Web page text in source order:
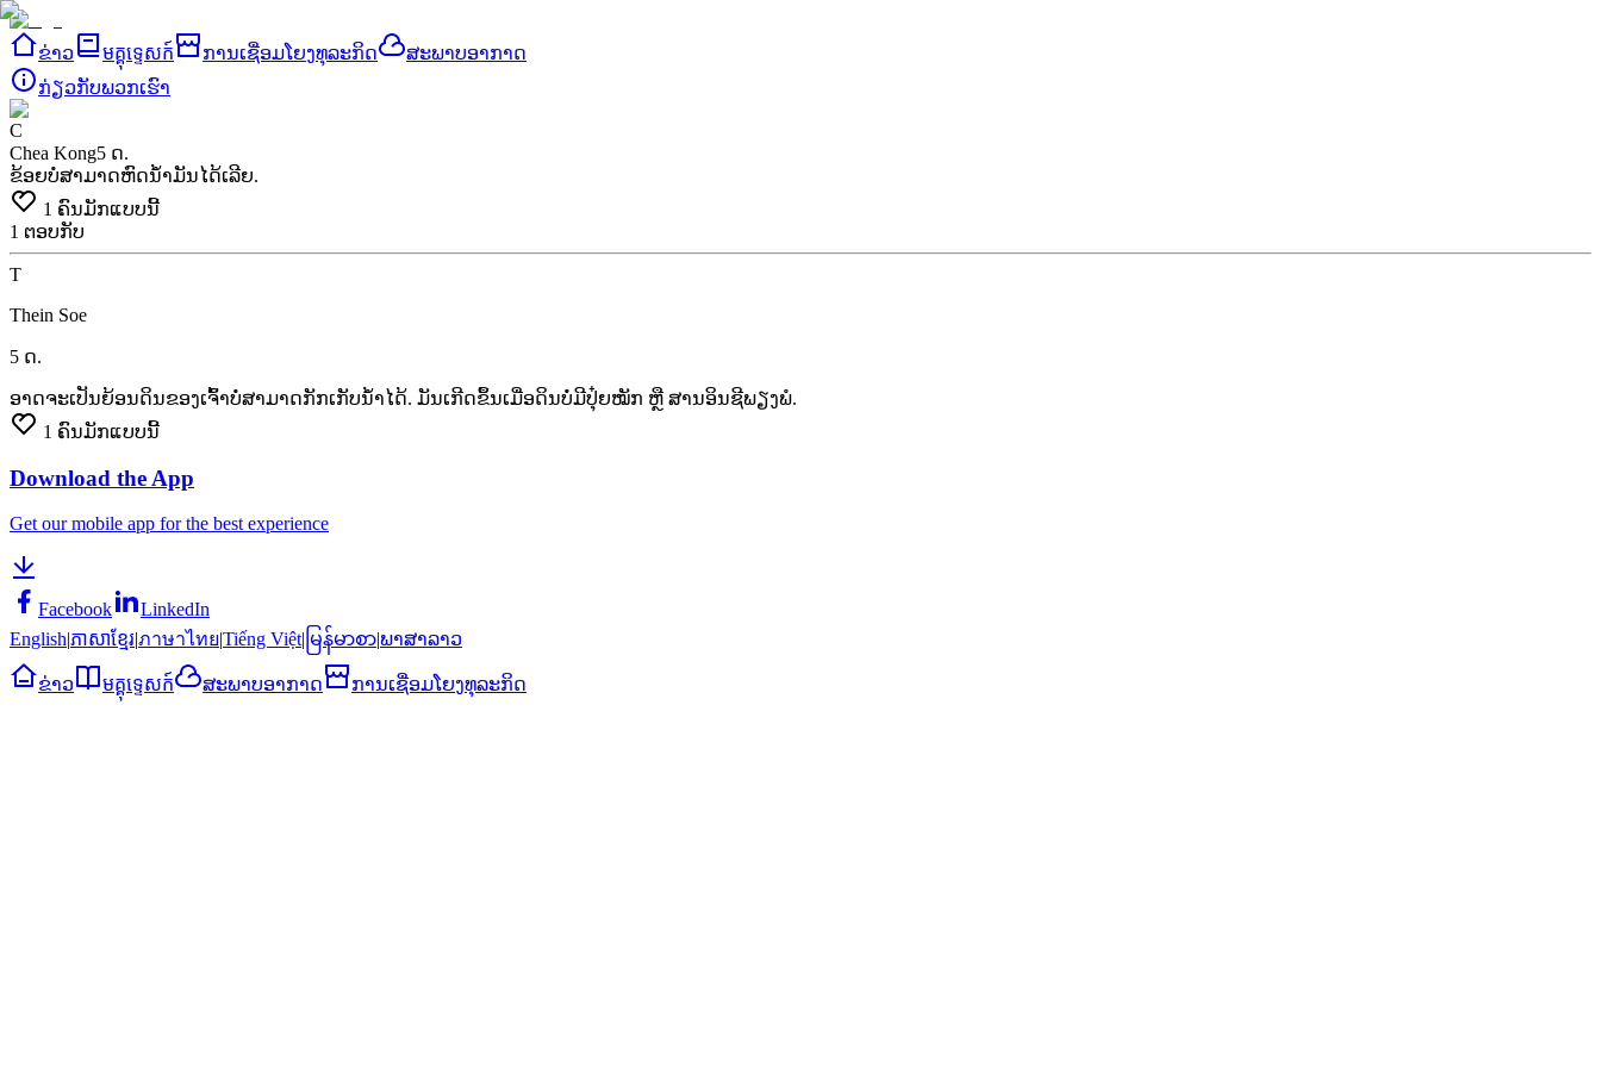
ຂ່າວ មគ្គុទ្ទេសក៍ ການເຊື່ອມໂຍງທຸລະກິດ
ສະພາບອາກາດ
ກ່ຽວ​ກັບ​ພວກ​ເຮົາ
C
Chea Kong5 ດ.
ຂ້ອຍບໍ່ສາມາດຫົດນໍ້າມັນໄດ້ເລີຍ.
1 ຄົນມັກແບບນີ້
1 ຕອບກັບ
T
Thein Soe
5 ດ.
ອາດຈະເປັນຍ້ອນດິນຂອງເຈົ້າບໍ່ສາມາດກັກເກັບນໍ້າໄດ້. ມັນເກີດຂຶ້ນເມື່ອດິນບໍ່ມີປຸ໋ຍໝັກ ຫຼື ສານອິນຊີພຽງພໍ.
1 ຄົນມັກແບບນີ້
Download the App
Get our mobile app for the best experience
Facebook
LinkedIn
English|ភាសាខ្មែរ|ภาษาไทย|Tiếng Việt| မြန်မာစာ|ພາສາລາວ
ຂ່າວ មគ្គុទ្ទេសក៍ ສະພາບອາກາດ ການເຊື່ອມໂຍງທຸລະກິດ